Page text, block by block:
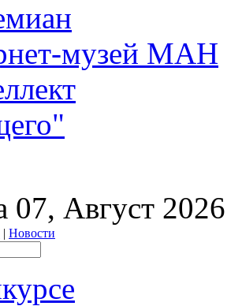
музей МАН
07, Август 2026
| Новости